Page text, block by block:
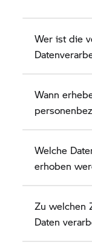
Partner,
Wer ist die
Wann
Welche
erhoben
Zu welchen
Daten